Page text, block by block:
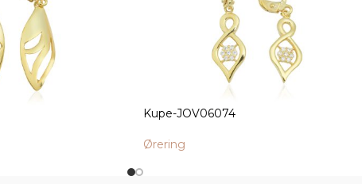
Kupe-JOV06074
Ørering